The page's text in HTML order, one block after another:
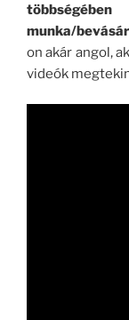
munka/
on akár angol,
videók